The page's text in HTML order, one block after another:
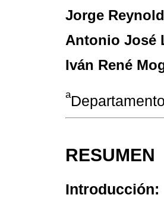
Jorge
Antonio José
Iván René
a
RESUMEN
Introducción: